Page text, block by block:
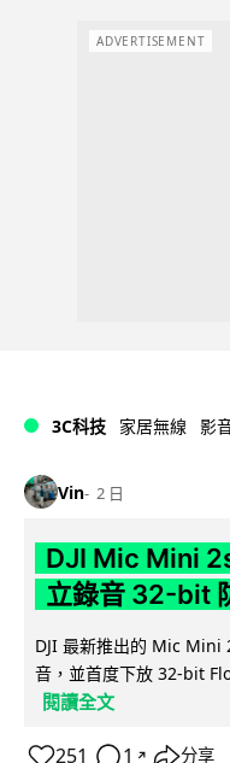
ADVERTISEMENT
3C科技 家居無線 影
Vin 2 日
DJI Mic Mini
立錄音 32-bit
DJI 最新推出的 Mic Mini
音，並首度下放 32-bit
閱讀全文
251 1 ↗ 分享